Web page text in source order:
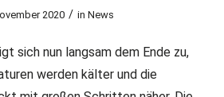
2020 / inNews
sich nun langsam dem Ende zu,
werden kälter und die